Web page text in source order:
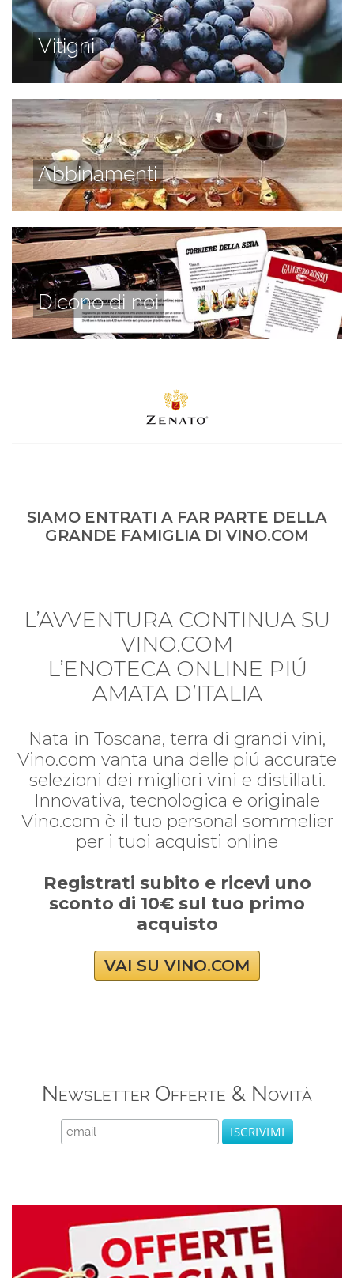
Vitigni
Abbinamenti
Dicono di noi
SIAMO ENTRATI A FAR PARTE DELLA
GRANDE FAMIGLIA DI VINO.COM
L’AVVENTURA CONTINUA SU
VINO.COM
L’ENOTECA ONLINE PIÚ
AMATA D’ITALIA
Nata in Toscana, terra di grandi vini,
Vino.com vanta una delle piú accurate
selezioni dei migliori vini e distillati.
Innovativa, tecnologica e originale
Vino.com è il tuo personal sommelier
per i tuoi acquisti online
Registrati subito e ricevi uno
sconto di 10€ sul tuo primo
acquisto
VAI SU VINO.COM
Newsletter Offerte & Novità